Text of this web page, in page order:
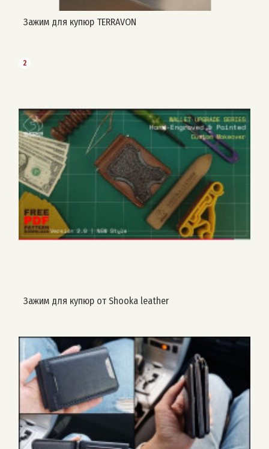
Зажим для купюр TERRAVON
2
Зажим для купюр от Shooka leather